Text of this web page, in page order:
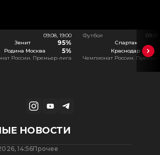
09.08, 19:00
Зенит
95%
Родина Москва 5%
России. Премьер-лига
Футбол
Спартак
Краснодар
Чемпионат России.
НОВОСТИ
14:56Прочее